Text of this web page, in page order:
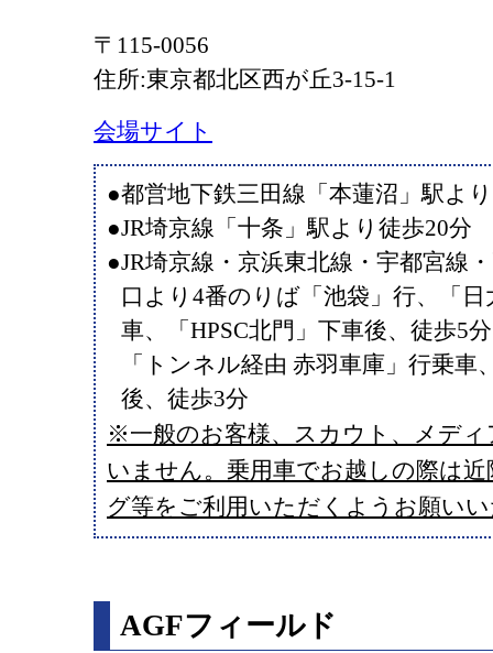
〒115-0056
住所:東京都北区西が丘3-15-1
会場サイト
●都営地下鉄三田線「本蓮沼」駅よ
●JR埼京線「十条」駅より徒歩20分
●JR埼京線・京浜東北線・宇都宮線
口より4番のりば「池袋」行、「
車、「HPSC北門」下車後、徒歩5
「トンネル経由 赤羽車庫」行乗車
後、徒歩3分
※一般のお客様、スカウト、メデ
いません。乗用車でお越しの際は
グ等をご利用いただくようお願い
AGFフィールド